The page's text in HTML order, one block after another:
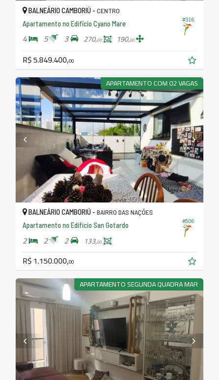
#316
BALNEÁRIO CAMBORIÚ - CENTRO
Apartamento no Edifício Cyano Mare
4 5 3 270,00 190,00
R$ 5.849.400,00
APARTAMENTO COM 02 VAGAS
#506
BALNEÁRIO CAMBORIÚ - BAIRRO DAS NAÇÕES
Apartamento no Edifício San Gotardo
2 2 2 133,00
R$ 1.150.000,00
APARTAMENTO SEGUNDA QUADRA MAR